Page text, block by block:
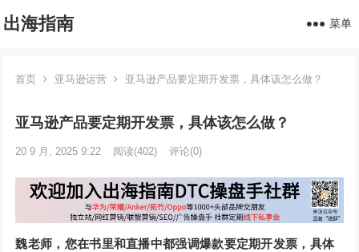
出海指南 菜单
首页 亚马逊运营 亚马逊产品要定期开发票，具体该怎么做？
亚马逊产品要定期开发票，具体该怎么做？
20 9 月, 2025 9:22 阅读(402) 评论(0)
魏老师，您在书里和直播中都强调爆款要定期开发票，具体